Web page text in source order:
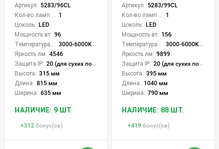
Артикул: 5283/96CL
1
Цоколь: LED
Мощность вт: 96
3000-6000K (плавная рег.)
Яркость лм: 4546
Защита IP: 20 (для сухих пом.)
Высота: 315 мм
Длина: 815 мм
Ширина: 635 мм
НАЛИЧИЕ: 9 ШТ.
+312 бонус(ов)
Артикул: 5283/99CL
1
Цоколь: LED
Мощность вт: 156
3000-6000K (плавная рег.)
Яркость лм: 9899
Защита IP: 20 (для сухих пом.)
Высота: 395 мм
Длина: 1040 мм
Ширина: 790 мм
НАЛИЧИЕ: 88 ШТ.
+419 бонус(ов)